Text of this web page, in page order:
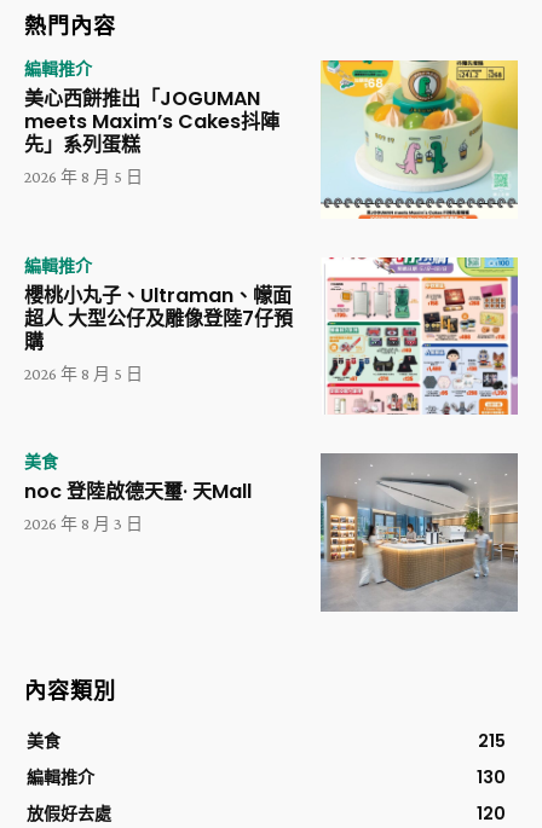
熱門內容
編輯推介
美心西餅推出「JOGUMAN
meets Maxim’s Cakes抖陣
先」系列蛋糕
2026 年 8 月 5 日
編輯推介
櫻桃小丸子、Ultraman、幪面
超人 大型公仔及雕像登陸7仔預
購
2026 年 8 月 5 日
美食
noc 登陸啟德天璽· 天Mall
2026 年 8 月 3 日
內容類別
美食
215
編輯推介
130
放假好去處
120